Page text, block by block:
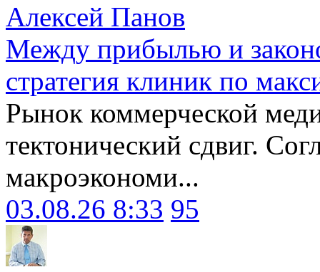
Алексей Панов
Между прибылью и
стратегия клиник по
Рынок коммерческой
тектонический сдвиг.
макроэкономи...
03.08.26 8:33 95